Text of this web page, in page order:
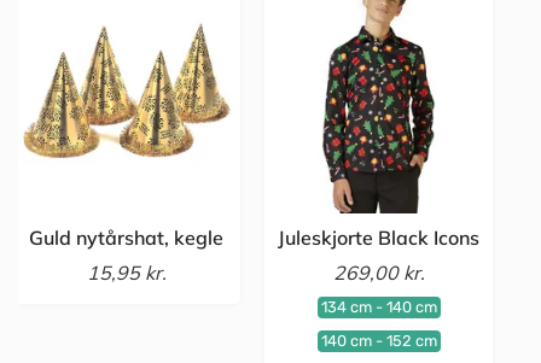
Guld nytårshat, kegle
15,95 kr.
Juleskjorte Black Icons
269,00 kr.
134 cm - 140 cm
140 cm - 152 cm